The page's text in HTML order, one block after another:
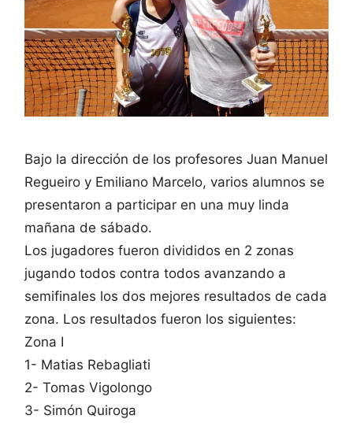
Bajo la dirección de los profesores Juan Manuel
Regueiro y Emiliano Marcelo, varios alumnos se
presentaron a participar en una muy linda
mañana de sábado.
Los jugadores fueron divididos en 2 zonas
jugando todos contra todos avanzando a
semifinales los dos mejores resultados de cada
zona. Los resultados fueron los siguientes:
Zona I
1- Matias Rebagliati
2- Tomas Vigolongo
3- Simón Quiroga